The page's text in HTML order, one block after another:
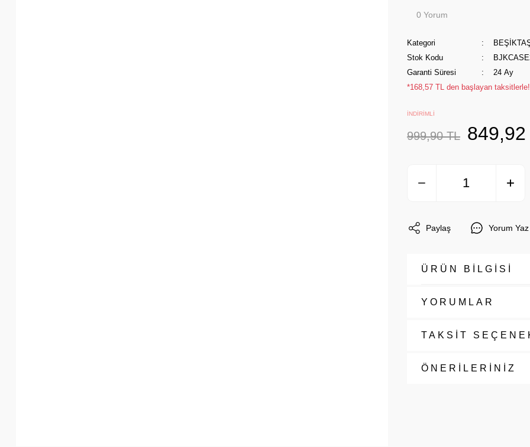
0 Yorum
Kategori
Stok Kodu
Garanti Süresi
24 Ay
*168,57 TL den başlayan taksitlerle!
İNDİRİMLİ
999,90 TL 849,92
Paylaş Yorum Yaz
ÜRÜN BİLGİSİ
YORUMLAR
TAKSİT
ÖNERİLERİNİZ